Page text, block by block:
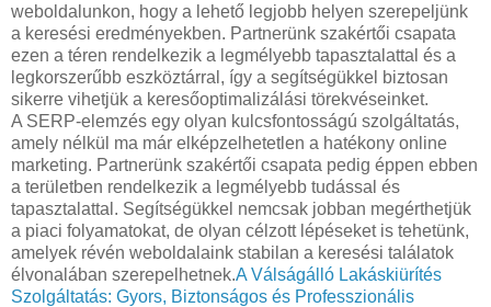
weboldalunkon, hogy a lehető legjobb helyen szerepeljünk
a keresési eredményekben. Partnerünk szakértői csapata
ezen a téren rendelkezik a legmélyebb tapasztalattal és a
legkorszerűbb eszköztárral, így a segítségükkel biztosan
sikerre vihetjük a keresőoptimalizálási törekvéseinket.
A SERP-elemzés egy olyan kulcsfontosságú szolgáltatás,
amely nélkül ma már elképzelhetetlen a hatékony online
marketing. Partnerünk szakértői csapata pedig éppen ebben
a területben rendelkezik a legmélyebb tudással és
tapasztalattal. Segítségükkel nemcsak jobban megérthetjük
a piaci folyamatokat, de olyan célzott lépéseket is tehetünk,
amelyek révén weboldalaink stabilan a keresési találatok
élvonalában szerepelhetnek.A Válságálló Lakáskiürítés
Szolgáltatás: Gyors, Biztonságos és Professzionális